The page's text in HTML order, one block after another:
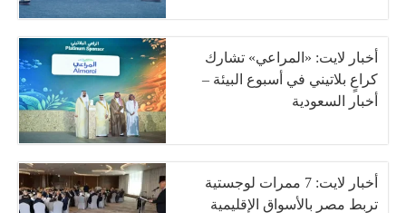
أخبار لايت: «المراعي» تشارك
كراعٍ بلاتيني في أسبوع البيئة –
أخبار السعودية
أخبار لايت: 7 ممرات لوجستية
تربط مصر بالأسواق الإقليمية